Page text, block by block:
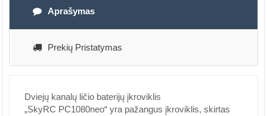
Aprašymas
Prekių Pristatymas
Dviejų kanalų ličio baterijų įkroviklis
„SkyRC PC1080neo“ yra pažangus įkroviklis, skirtas